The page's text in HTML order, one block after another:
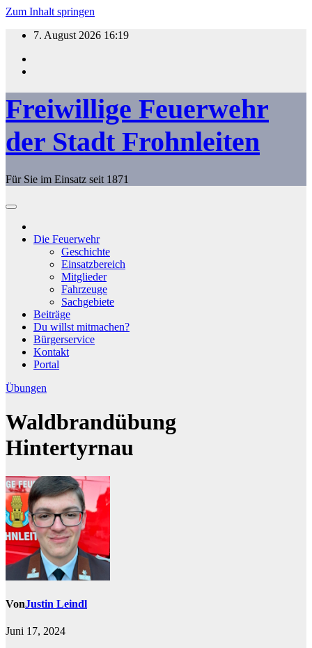
Zum Inhalt springen
7. August 2026 16:19
Freiwillige Feuerwehr
der Stadt Frohnleiten
Für Sie im Einsatz seit 1871
Die Feuerwehr
Geschichte
Einsatzbereich
Mitglieder
Fahrzeuge
Sachgebiete
Beiträge
Du willst mitmachen?
Bürgerservice
Kontakt
Portal
Übungen
Waldbrandübung
Hintertyrnau
VonJustin Leindl
Juni 17, 2024